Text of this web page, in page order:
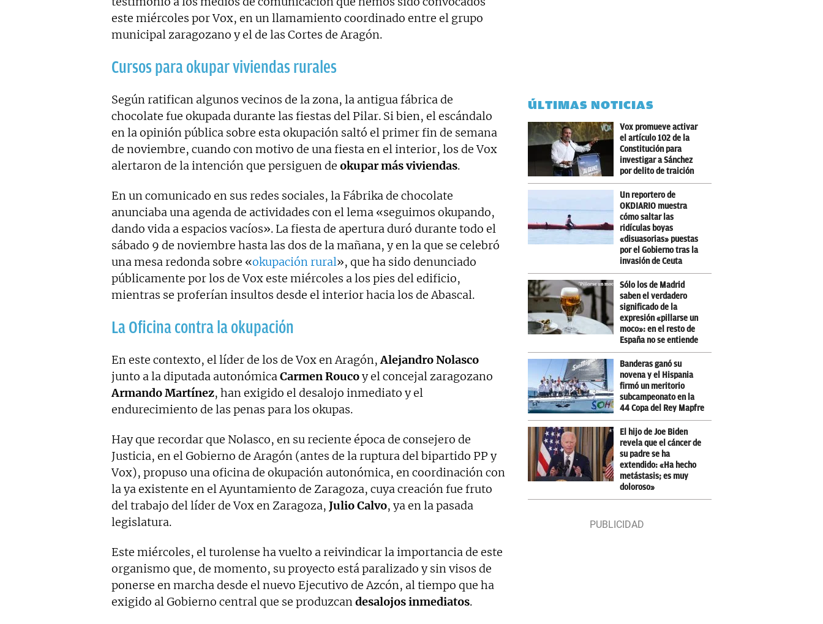
este miércoles por Vox, en un llamamiento coordinado entre el grupo
municipal zaragozano y el de las Cortes de Aragón.
Cursos para okupar viviendas rurales
Según ratifican algunos vecinos de la zona, la antigua fábrica de
chocolate fue okupada durante las fiestas del Pilar. Si bien, el escándalo
en la opinión pública sobre esta okupación saltó el primer fin de semana
de noviembre, cuando con motivo de una fiesta en el interior, los de Vox
alertaron de la intención que persiguen de okupar más viviendas.
En un comunicado en sus redes sociales, la Fábrika de chocolate
anunciaba una agenda de actividades con el lema «seguimos okupando,
dando vida a espacios vacíos». La fiesta de apertura duró durante todo el
sábado 9 de noviembre hasta las dos de la mañana, y en la que se celebró
una mesa redonda sobre «okupación rural», que ha sido denunciado
públicamente por los de Vox este miércoles a los pies del edificio,
mientras se proferían insultos desde el interior hacia los de Abascal.
La Oficina contra la okupación
En este contexto, el líder de los de Vox en Aragón,Alejandro Nolasco
junto a la diputada autonómicaCarmen Roucoy el concejal zaragozano
Armando Martínez, han exigido el desalojo inmediato y el
endurecimiento de las penas para los okupas.
Hay que recordar que Nolasco, en su reciente época de consejero de
Justicia, en el Gobierno de Aragón (antes de la ruptura del bipartido PP y
Vox), propuso una oficina de okupación autonómica, en coordinación con
la ya existente en el Ayuntamiento de Zaragoza, cuya creación fue fruto
del trabajo del líder de Vox en Zaragoza, Julio Calvo, ya en la pasada
legislatura.
Este miércoles, el turolense ha vuelto a reivindicar la importancia de este
organismo que, de momento, su proyecto está paralizado y sin visos de
ponerse en marcha desde el nuevo Ejecutivo de Azcón, al tiempo que ha
exigido al Gobierno central que se produzcandesalojos inmediatos.
ÚLTIMAS NOTICIAS
Vox promueve activar
el artículo 102 de la
Constitución para
investigar a Sánchez
por delito de traición
Un reportero de
OKDIARIO muestra
cómo saltar las
ridículas boyas
«disuasorias» puestas
por el Gobierno tras la
invasión de Ceuta
Sólo los de Madrid
saben el verdadero
significado de la
expresión «pillarse un
moco»: en el resto de
España no se entiende
Banderas ganó su
novena y el Hispania
firmó un meritorio
subcampeonato en la
44 Copa del Rey Mapfre
El hijo de Joe Biden
revela que el cáncer de
su padre se ha
extendido: «Ha hecho
metástasis; es muy
doloroso»